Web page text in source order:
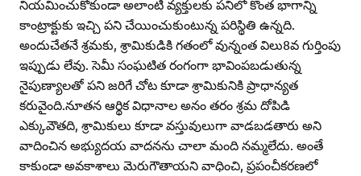
నియమించుకోకుండా అలాంటి వ్యక్తులకు పనిలో కొంత భాగాన్ని
కాంట్రాక్టుకు ఇచ్చి పని చేయించుకుంటున్న పరిస్థితి ఉన్నది.
అందుచేతనే శ్రమకు, శ్రామికుడికి గతంలో వున్నంత విలు8వ గుర్తింపు
ఇప్పుడు లేవు. సెమీ సంఘటిత రంగంగా భావింపబడుతున్న
నైపుణ్యాలతో పని జరిగే చోట కూడా శ్రామికునికి ప్రాధాన్యత
కరువైంది.నూతన ఆర్థిక విధానాల అనం తరం శ్రమ దోపిడి
ఎక్కువౌతది, శ్రామికులు కూడా వస్తువులుగా వాడబడతారు అని
వాదించిన అభ్యుదయ వాదనను చాలా మంది నమ్మలేదు. అంతే
కాకుండా అవకాశాలు మెరుగౌతాయని వాధించి, ప్రపంచీకరణలో